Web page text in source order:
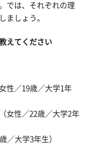
では、それぞれの理
ましょう。
えてください
性／19歳／大学1年
女性／22歳／大学2年
／大学3年生）